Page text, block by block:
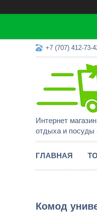
+7 (707) 412-73-
Интернет
отдыха и посуды
ГЛАВНАЯ
Комод